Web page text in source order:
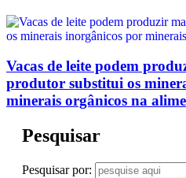
Vacas de leite podem
produtor substitui os
minerais orgânicos na
Pesquisar
Pesquisar por: